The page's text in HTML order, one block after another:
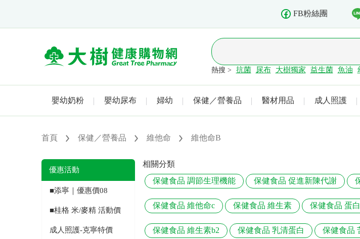
FB粉絲團
熱搜 > 抗菌 尿布 大樹獨家 益生菌 魚油
嬰幼奶粉 嬰幼尿布 婦幼 保健／營養品 醫材用品 成人照護
首頁 保健／營養品 維他命 維他命B
優惠活動
■添寧｜優惠價08
■桂格 米/麥精 活動價
成人照護-克寧特價
相關分類
保健食品 調節生理機能
保健食品 促進新陳代謝
保健食品 維他命c 保健食品 維生素 保健食品 蛋
保健食品 維生素b2 保健食品 乳清蛋白 保健食品